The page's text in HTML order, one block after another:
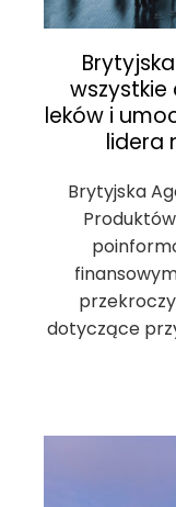
wszystkie
leków i
lidera
Brytyjska
dotyczące